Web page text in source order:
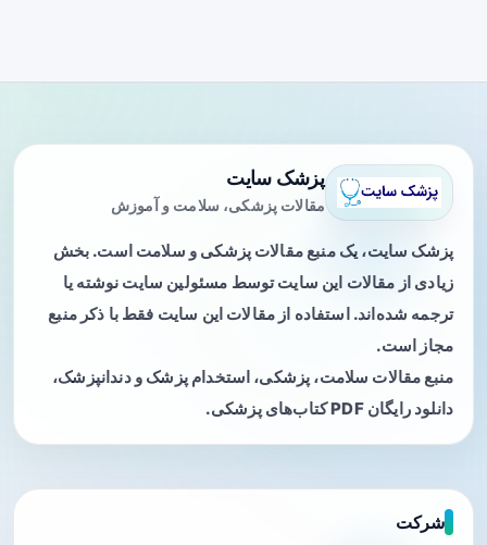
پزشک سایت
مقالات پزشکی، سلامت و آموزش
پزشک سایت، یک منبع مقالات پزشکی و سلامت است. بخش
زیادی از مقالات این سایت توسط مسئولین سایت نوشته یا
ترجمه شده‌اند. استفاده از مقالات این سایت فقط با ذکر منبع
مجاز است.
منبع مقالات سلامت، پزشکی، استخدام پزشک و دندانپزشک،
دانلود رایگان PDF کتاب‌های پزشکی.
شرکت